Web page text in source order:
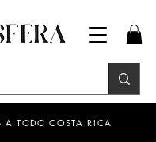
A TODO COSTA RICA